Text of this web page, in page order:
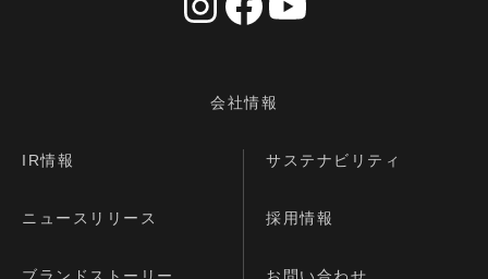
会社情報
IR情報 サステナビリティ
ニュースリリース 採用情報